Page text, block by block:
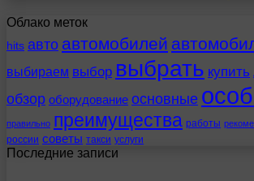
Облако меток
hits авто автомобилей
выбираем выбор выбрать купить
обзор оборудование основные
правильно преимущества работы
россии советы такси услуги
Последние записи